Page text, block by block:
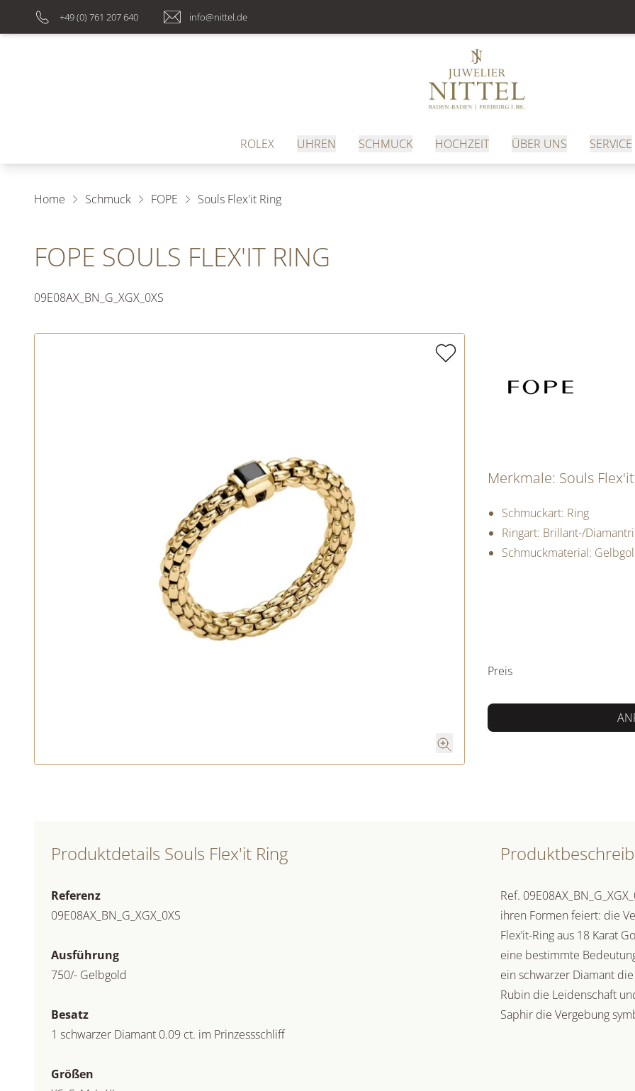
+49 (0) 761 207 640 info@nittel.de
ROLEX UHREN SCHMUCK HOCHZEIT ÜBER UNS SERVICE
Home Schmuck FOPE Souls Flex'it Ring
FOPE SOULS FLEX'IT RING
09E08AX_BN_G_XGX_0XS
Merkmale: Souls
Schmuckart: Ring
Ringart: Brillant-/
Schmuckmaterial:
Preis
Produktdetails Souls Flex'it Ring
Referenz
09E08AX_BN_G_XGX_0XS
Ausführung
750/- Gelbgold
Besatz
1 schwarzer Diamant 0.09 ct. im Prinzessschliff
Größen
Ref.
ihren Formen feiert: die
Flex’it-Ring aus 18 Karat
eine bestimmte
ein schwarzer Diamant
Rubin die Leidenschaft
Saphir die Vergebung